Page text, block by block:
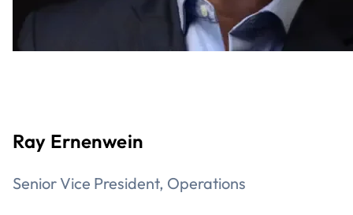
Ray Ernenwein
Senior Vice President, Operations